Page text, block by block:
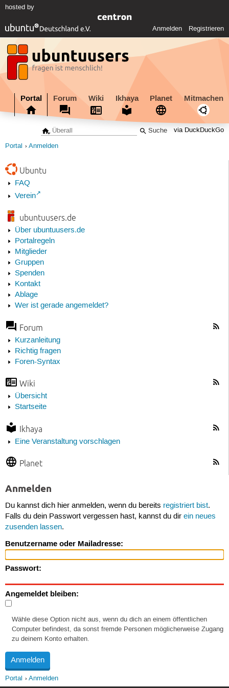
hosted by
Anmelden Registrieren
Portal Forum Wiki Ikhaya Planet Mitmachen
via DuckDuckGo
Portal Anmelden
Ubuntu
FAQ
Verein
ubuntuusers.de
Über ubuntuusers.de
Portalregeln
Mitglieder
Gruppen
Spenden
Kontakt
Ablage
Wer ist gerade angemeldet?
Forum
Kurzanleitung
Richtig fragen
Foren-Syntax
Wiki
Übersicht
Startseite
Ikhaya
Eine Veranstaltung vorschlagen
Planet
Anmelden
Du kannst dich hier anmelden, wenn du bereits registriert bist.
Falls du dein Passwort vergessen hast, kannst du dir ein neues
zusenden lassen.
Benutzername oder Mailadresse:
Passwort:
Angemeldet bleiben:
Wähle diese Option nicht aus, wenn du dich an einem öffentlichen
Computer befindest, da sonst fremde Personen möglicherweise Zugang
zu deinem Konto erhalten.
Portal Anmelden